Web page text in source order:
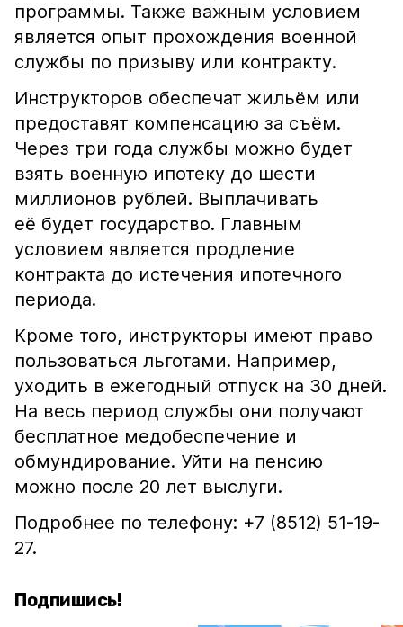
программы. Также важным условием
является опыт прохождения военной
службы по призыву или контракту.
Инструкторов обеспечат жильём или
предоставят компенсацию за съём.
Через три года службы можно будет
взять военную ипотеку до шести
миллионов рублей. Выплачивать
её будет государство. Главным
условием является продление
контракта до истечения ипотечного
периода.
Кроме того, инструкторы имеют право
пользоваться льготами. Например,
уходить в ежегодный отпуск на 30 дней.
На весь период службы они получают
бесплатное медобеспечение и
обмундирование. Уйти на пенсию
можно после 20 лет выслуги.
Подробнее по телефону: +7 (8512) 51-19-
27.
Подпишись!